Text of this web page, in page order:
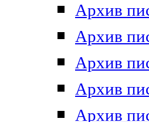
Архив
Архив
Архив
Архив
Архив